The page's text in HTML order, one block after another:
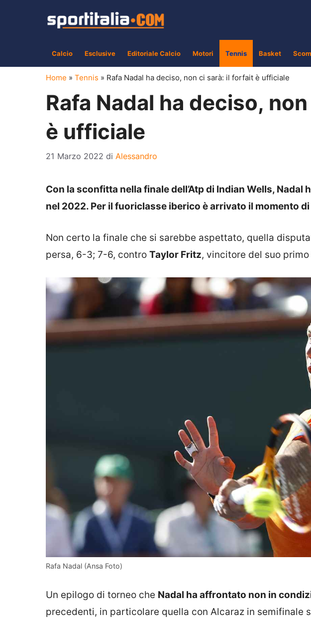
Calcio Esclusive Editoriale Calcio Motori Tennis Basket
Home » Tennis » Rafa Nadal ha deciso, non ci sarà: il forfait è ufficiale
Rafa Nadal ha deciso,
è ufficiale
21 Marzo 2022 di Alessandro
Con la sconfitta nella finale dell’Atp di Indian Wells,
nel 2022. Per il fuoriclasse iberico è arrivato il momento
Non certo la finale che si sarebbe aspettato, quella
persa, 6-3; 7-6, contro Taylor Fritz, vincitore del suo
Rafa Nadal (Ansa Foto)
Un epilogo di torneo che Nadal ha affrontato non in
precedenti, in particolare quella con Alcaraz in semifinale